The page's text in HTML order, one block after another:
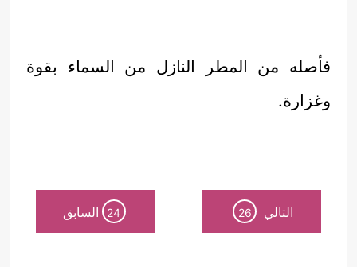
فأصله من المطر النازل من السماء بقوة
وغزارة.
التالي 26
24 السابق